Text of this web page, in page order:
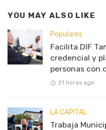
YOU MAY ALSO LIKE
Populares
Facilita DIF
credencial y
personas con
21 horas ago
LA CAPITAL
Trabaja